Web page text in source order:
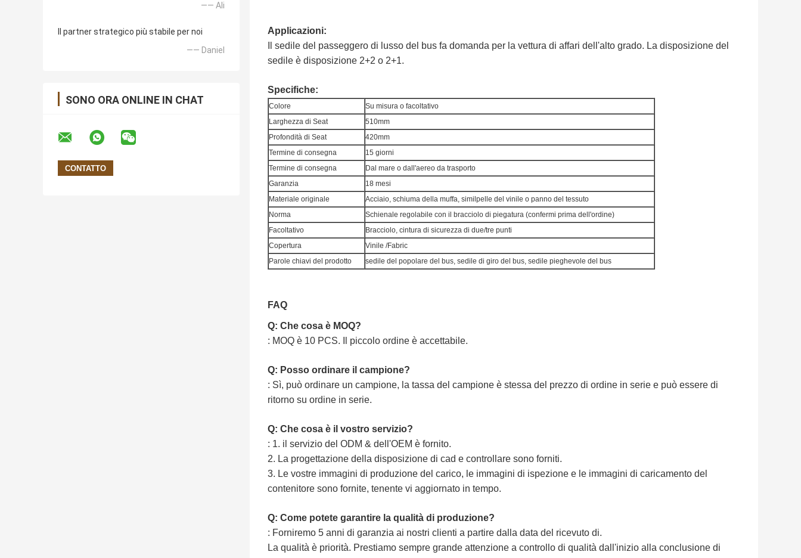
—— Ali
Il partner strategico più stabile per noi
—— Daniel
SONO ORA ONLINE IN CHAT
Applicazioni:
Il sedile del passeggero di lusso del bus fa domanda per la vettura di affari dell'alto grado. La disposizione del
sedile è disposizione 2+2 o 2+1.
Specifiche:
Colore
Su misura o facoltativo
Larghezza di Seat
510mm
Profondità di Seat
420mm
Termine di consegna
15 giorni
Termine di consegna
Dal mare o dall'aereo da trasporto
Garanzia
18 mesi
Materiale originale
Acciaio, schiuma della muffa, similpelle del vinile o panno del tessuto
Norma
Schienale regolabile con il bracciolo di piegatura (confermi prima dell'ordine)
Facoltativo
Bracciolo, cintura di sicurezza di due/tre punti
Copertura
Vinile /Fabric
Parole chiavi del prodotto
sedile del popolare del bus, sedile di giro del bus, sedile pieghevole del bus
FAQ
Q: Che cosa è MOQ?
: MOQ è 10 PCS. Il piccolo ordine è accettabile.
Q: Posso ordinare il campione?
: Sì, può ordinare un campione, la tassa del campione è stessa del prezzo di ordine in serie e può essere di
ritorno su ordine in serie.
Q: Che cosa è il vostro servizio?
: 1. il servizio del ODM & dell'OEM è fornito.
2. La progettazione della disposizione di cad e controllare sono forniti.
3. Le vostre immagini di produzione del carico, le immagini di ispezione e le immagini di caricamento del
contenitore sono fornite, tenente vi aggiornato in tempo.
Q: Come potete garantire la qualità di produzione?
: Forniremo 5 anni di garanzia ai nostri clienti a partire dalla data del ricevuto di.
La qualità è priorità. Prestiamo sempre grande attenzione a controllo di qualità dall'inizio alla conclusione di